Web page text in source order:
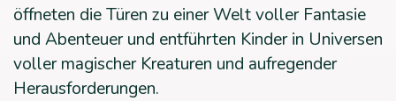
öffneten die Türen zu einer Welt voller Fantasie
und Abenteuer und entführten Kinder in Universen
voller magischer Kreaturen und aufregender
Herausforderungen.